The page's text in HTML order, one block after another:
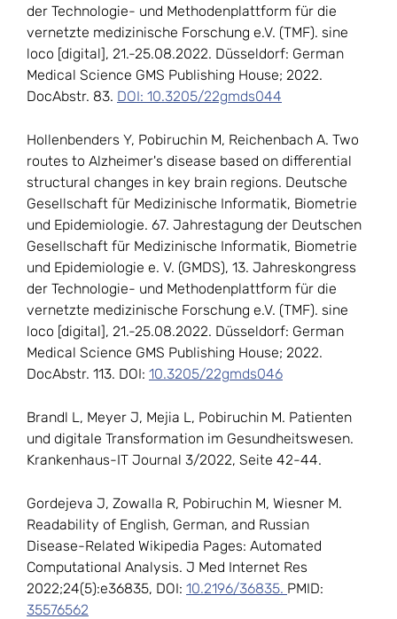
der Technologie- und Methodenplattform für die
vernetzte medizinische Forschung e.V. (TMF). sine
loco [digital], 21.-25.08.2022. Düsseldorf: German
Medical Science GMS Publishing House; 2022.
DocAbstr. 83. DOI: 10.3205/22gmds044
Hollenbenders Y, Pobiruchin M, Reichenbach A. Two
routes to Alzheimer's disease based on differential
structural changes in key brain regions. Deutsche
Gesellschaft für Medizinische Informatik, Biometrie
und Epidemiologie. 67. Jahrestagung der Deutschen
Gesellschaft für Medizinische Informatik, Biometrie
und Epidemiologie e. V. (GMDS), 13. Jahreskongress
der Technologie- und Methodenplattform für die
vernetzte medizinische Forschung e.V. (TMF). sine
loco [digital], 21.-25.08.2022. Düsseldorf: German
Medical Science GMS Publishing House; 2022.
DocAbstr. 113. DOI: 10.3205/22gmds046
Brandl L, Meyer J, Mejia L, Pobiruchin M. Patienten
und digitale Transformation im Gesundheitswesen.
Krankenhaus-IT Journal 3/2022, Seite 42-44.
Gordejeva J, Zowalla R, Pobiruchin M, Wiesner M.
Readability of English, German, and Russian
Disease-Related Wikipedia Pages: Automated
Computational Analysis. J Med Internet Res
2022;24(5):e36835, DOI: 10.2196/36835. PMID:
35576562